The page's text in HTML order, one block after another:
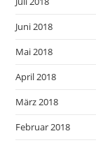
Juni 2018
Mai 2018
April 2018
März 2018
Februar 2018